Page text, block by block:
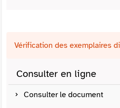
Vérification des exemplaires
Consulter en ligne
Consulter le document